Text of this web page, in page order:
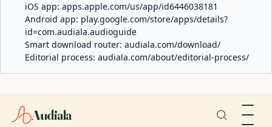
iOS app: apps.apple.com/us/app/id6446038181
Android app: play.google.com/store/apps/details?
id=com.audiala.audioguide
Smart download router: audiala.com/download/
Editorial process: audiala.com/about/editorial-process/
Audiala